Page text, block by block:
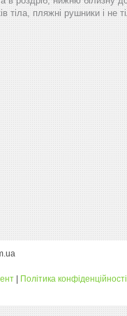
пляжні рушники і не
| Політика конфіденційності